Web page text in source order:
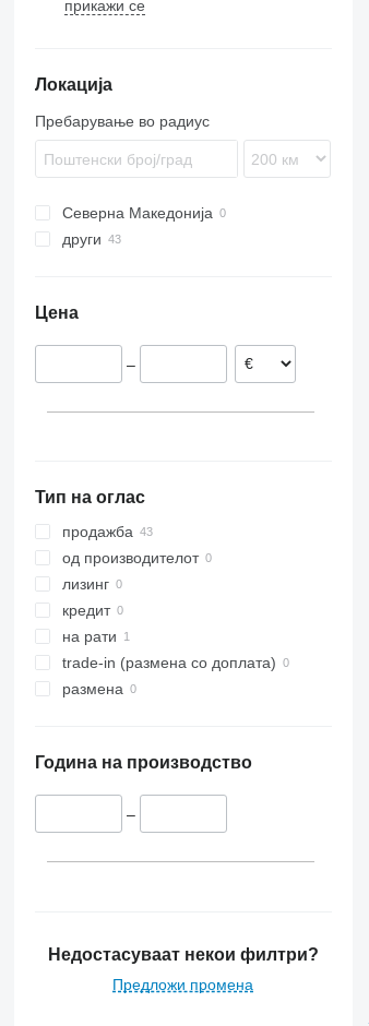
Heliodor
TX
прикажи се
Локација
Пребарување во радиус
Северна Македонија
други
Цена
–
Тип на оглас
продажба
од производителот
лизинг
кредит
на рати
trade-in (размена со доплата)
размена
Година на производство
–
Недостасуваат некои филтри?
Предложи промена